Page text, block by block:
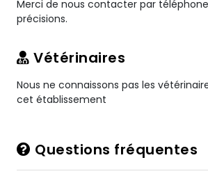
Merci de nous contacter par
précisions.
Vétérinaires
Nous ne connaissons pas les
cet établissement
Questions fréquentes